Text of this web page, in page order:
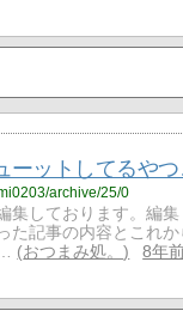
ーットしてるや
archive/25/0
集しております。編集
た記事の内容とこれか
おつまみ処。
8年